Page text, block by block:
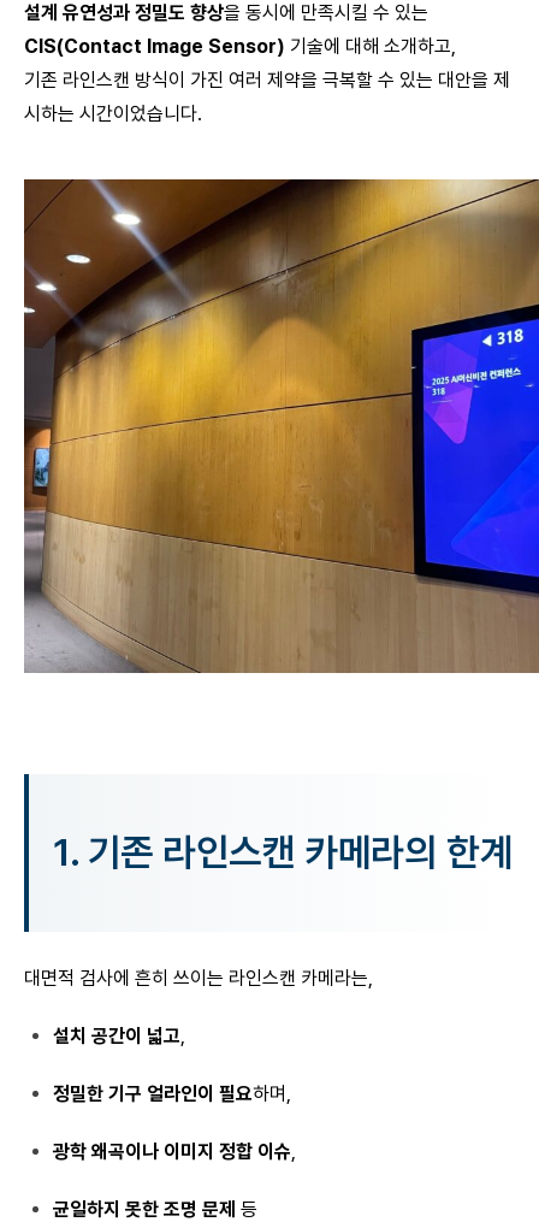
설계 유연성과 정밀도 향상을 동시에 만족시킬 수 있는
CIS(Contact Image Sensor) 기술에 대해 소개하고,
기존 라인스캔 방식이 가진 여러 제약을 극복할 수 있는 대안을 제
시하는 시간이었습니다.
1. 기존 라인스캔 카메라의 한계
대면적 검사에 흔히 쓰이는 라인스캔 카메라는,
설치 공간이 넓고,
정밀한 기구 얼라인이 필요하며,
광학 왜곡이나 이미지 정합 이슈,
균일하지 못한 조명 문제 등